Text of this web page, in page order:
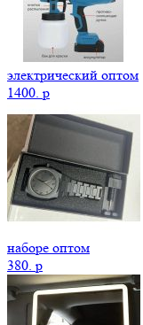
электрический оптом
1400. p
наборе оптом
380. p